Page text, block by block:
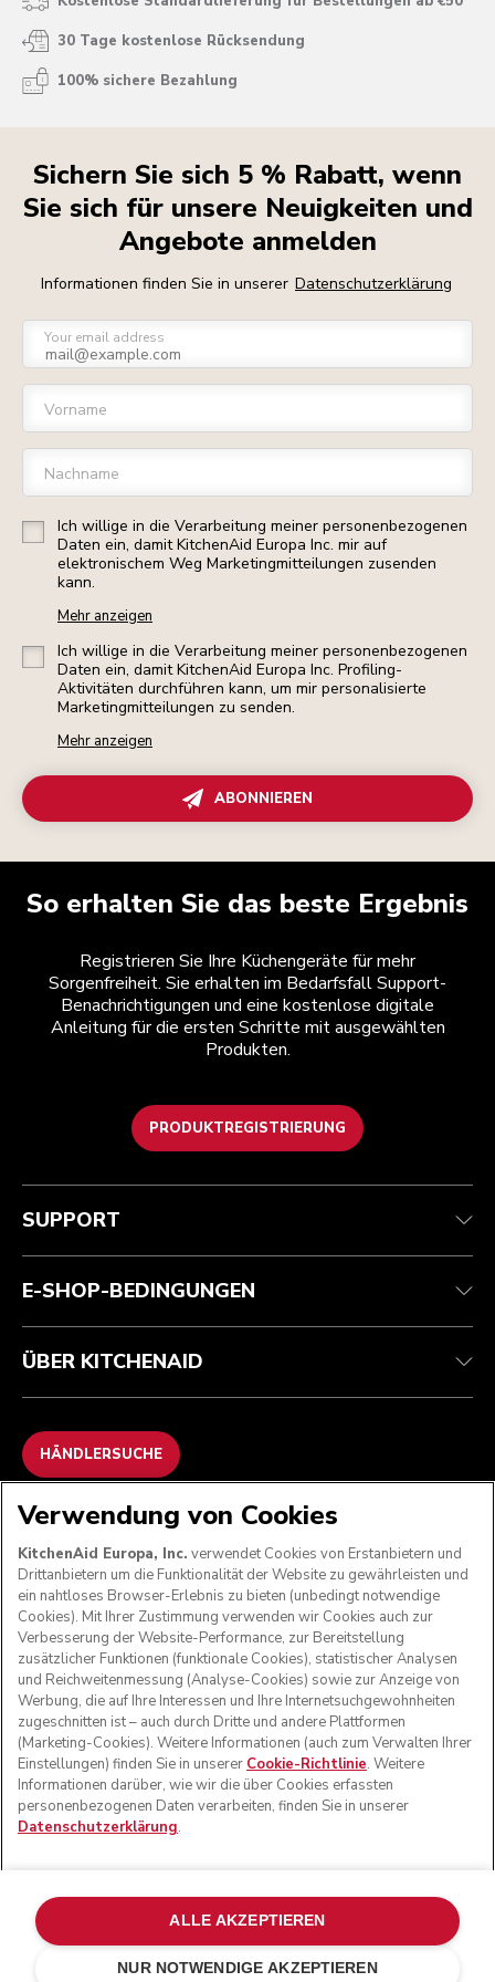
30 Tage kostenlose Rücksendung
100% sichere Bezahlung
Sichern Sie sich 5 % Rabatt, wenn
Sie sich für unsere Neuigkeiten und
Angebote anmelden
Informationen finden Sie in unserer Datenschutzerklärung
Your email address
Vorname
Nachname
Ich willige in die Verarbeitung meiner personenbezogenen
Daten ein, damit KitchenAid Europa Inc. mir auf
elektronischem Weg Marketingmitteilungen zusenden
kann.
Mehr anzeigen
Ich willige in die Verarbeitung meiner personenbezogenen
Daten ein, damit KitchenAid Europa Inc. Profiling-
Aktivitäten durchführen kann, um mir personalisierte
Marketingmitteilungen zu senden.
Mehr anzeigen
ABONNIEREN
So erhalten Sie das beste Ergebnis
Registrieren Sie Ihre Küchengeräte für mehr
Sorgenfreiheit. Sie erhalten im Bedarfsfall Support-
Benachrichtigungen und eine kostenlose digitale
Anleitung für die ersten Schritte mit ausgewählten
Produkten.
PRODUKTREGISTRIERUNG
Health Check
Verfolgen Sie Ihre Bestellung
Garantie und Dokumente
Häufig gestellte fragen
Teilnahmebedingungen
Rückgaben und Erstattungen
Impressum
ODR
Die Marke
Händlersuche
SUPPORT
E-SHOP-BEDINGUNGEN
ÜBER KITCHENAID
HÄNDLERSUCHE
WIR AKZEPTIEREN
FOLGEN SIE UNS
und das Design der Küchenmaschine sind eingetragene
Marken in den USA und in anderen Ländern.
Meine cookies verwalten Datenschutzerklärung
Verwendung von Cookies
KitchenAid Europa, Inc. verwendet Cookies von Erstanbietern und
Drittanbietern um die Funktionalität der Website zu gewährleisten und
ein nahtloses Browser-Erlebnis zu bieten (unbedingt notwendige
Cookies). Mit Ihrer Zustimmung verwenden wir Cookies auch zur
Verbesserung der Website-Performance, zur Bereitstellung
zusätzlicher Funktionen (funktionale Cookies), statistischer Analysen
und Reichweitenmessung (Analyse-Cookies) sowie zur Anzeige von
Werbung, die auf Ihre Interessen und Ihre Internetsuchgewohnheiten
zugeschnitten ist – auch durch Dritte und andere Plattformen
(Marketing-Cookies). Weitere Informationen (auch zum Verwalten Ihrer
Einstellungen) finden Sie in unserer Cookie-Richtlinie. Weitere
Informationen darüber, wie wir die über Cookies erfassten
personenbezogenen Daten verarbeiten, finden Sie in unserer
Datenschutzerklärung.
NUR NOTWENDIGE AKZEPTIEREN
ALLE AKZEPTIEREN